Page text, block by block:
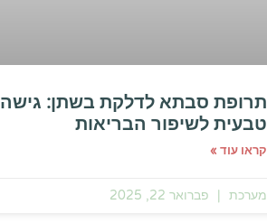
תרופת סבתא לדלקת בשתן: גישה
טבעית לשיפור הבריאות
קראו עוד »
מערכת פברואר 22, 2025